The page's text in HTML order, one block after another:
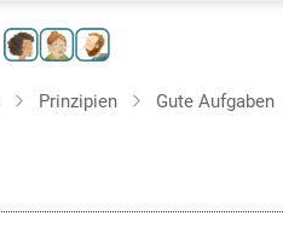
Prinzipien Gute Aufgaben